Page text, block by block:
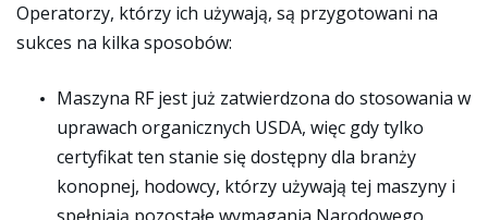
Operatorzy, którzy ich używają, są przygotowani na
sukces na kilka sposobów:
Maszyna RF jest już zatwierdzona do stosowania w
uprawach organicznych USDA, więc gdy tylko
certyfikat ten stanie się dostępny dla branży
konopnej, hodowcy, którzy używają tej maszyny i